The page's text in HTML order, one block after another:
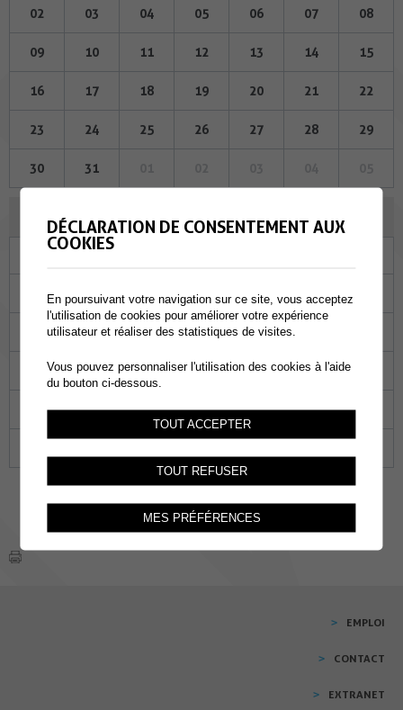
02 03 04 05 06 07 08
09 10 11 12 13 14 15
16 17 18 19 20 21 22
23 24 25 26 27 28 29
30 31
NOVEMBRE 2023
01 02 03
07 08 09 10
14 15 16 17 18
21 22 23 24 25
EMPLOI
CONTACT
EXTRANET
DÉCLARATION DE CONSENTEMENT AUX
COOKIES
En poursuivant votre navigation sur ce site, vous acceptez
l'utilisation de cookies pour améliorer votre expérience
utilisateur et réaliser des statistiques de visites.
Vous pouvez personnaliser l'utilisation des cookies à l'aide
du bouton ci-dessous.
TOUT ACCEPTER
TOUT REFUSER
MES PRÉFÉRENCES